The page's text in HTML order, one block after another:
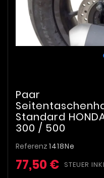
Paar
Standard HONDA
300 / 500
Referenz 1418Ne
77,50 € STEUER